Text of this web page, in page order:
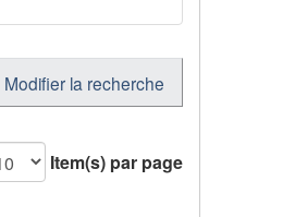
Modifier la recherche
Item(s) par page